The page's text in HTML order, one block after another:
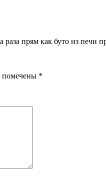
прям как буто из печи
помечены *